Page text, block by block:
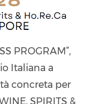
PROGRAM”,
Italiana a
concreta per
SPIRITS &